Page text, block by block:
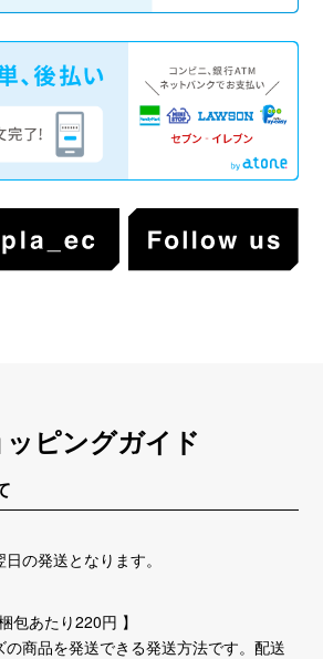
ピングガイド
の発送となります。
包あたり220円 】
商品を発送できる発送方法です。配送